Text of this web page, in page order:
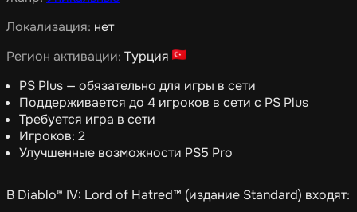
Локализация: нет
Регион активации: Турция
PS Plus — обязательно для игры в сети
Поддерживается до 4 игроков в сети с PS Plus
Требуется игра в сети
Игроков: 2
Улучшенные возможности PS5 Pro
В Diablo® IV: Lord of Hatred™ (издание Standard) входят: